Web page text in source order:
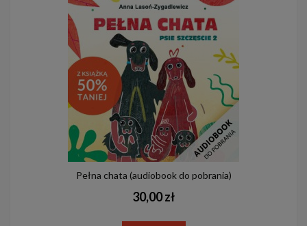
Pełna chata (audiobook do pobrania)
30,00 zł